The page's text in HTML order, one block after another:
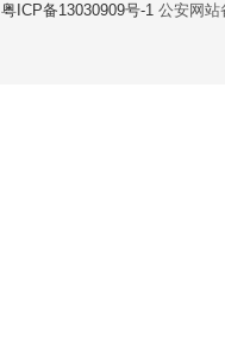
粤ICP备13030909号-1 公安网站